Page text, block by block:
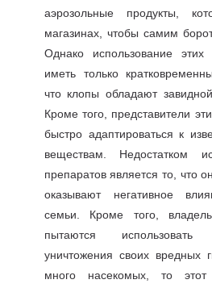
аэрозольные продукты,
магазинах, чтобы самим
Однако использование
иметь только
что клопы обладают
Кроме того, представители
быстро адаптироваться к
веществам. Недостатком
препаратов является то, что
оказывают негативное
семьи. Кроме того,
пытаются
уничтожения своих вредных
много насекомых, то этот